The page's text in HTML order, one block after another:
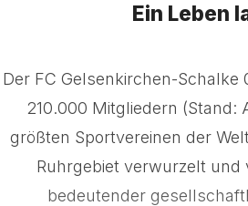
Ein Leben
Der FC Gelsenkirchen-Schalke
210.000 Mitgliedern (Stand:
größten Sportvereinen der
Ruhrgebiet verwurzelt und
bedeutender